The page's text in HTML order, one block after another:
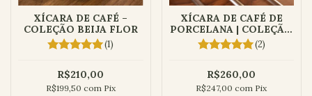
XÍCARA DE CAFÉ –
COLEÇÃO BEIJA FLOR
(1)
R$210,00
R$199,50 com Pix
XÍCARA DE CAFÉ DE
PORCELANA | COLEÇÃO
AURORA(2)
R$260,00
R$247,00com Pix